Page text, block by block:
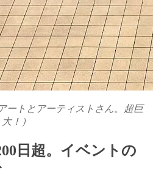
ートとアーティストさん。超巨
大！）
日超。イベントの